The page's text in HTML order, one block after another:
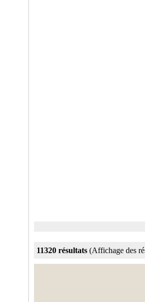
11320 résultats (Affichage des